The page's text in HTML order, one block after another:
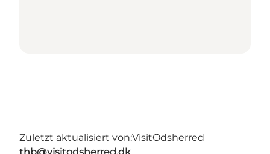
Zuletzt aktualisiert von:VisitOdsherred